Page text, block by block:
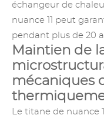
échangeur de
nuance 11 peut
pendant plus de 20
Maintien de
mécaniques
Le titane de nuance